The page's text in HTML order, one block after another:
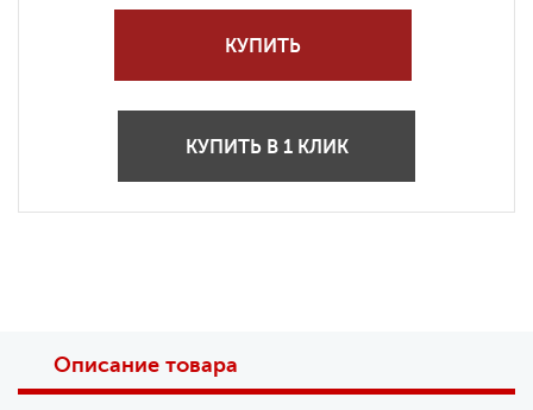
КУПИТЬ
КУПИТЬ В 1 КЛИК
Описание товара